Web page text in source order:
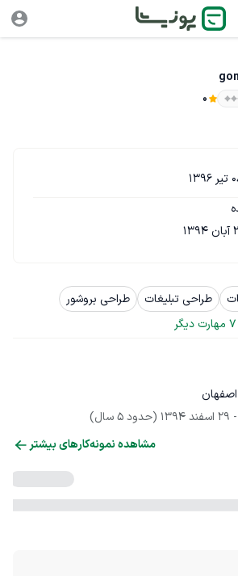
0
طراحی تبلیغات
طراحی بروشور
7 مهارت دیگر
- 29 اسفند 1394 (حدود 5 سال)
مشاهده نمونه‌کارهای بیشتر